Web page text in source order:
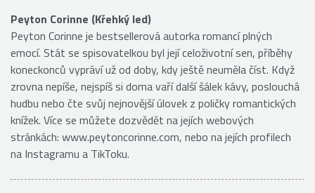
Peyton Corinne (Křehký led)
Peyton Corinne je bestsellerová autorka romancí plných
emocí. Stát se spisovatelkou byl její celoživotní sen, příběhy
koneckonců vypráví už od doby, kdy ještě neuměla číst. Když
zrovna nepíše, nejspíš si doma vaří další šálek kávy, poslouchá
hudbu nebo čte svůj nejnovější úlovek z poličky romantických
knížek. Více se můžete dozvědět na jejích webových
stránkách: www.peytoncorinne.com, nebo na jejích profilech
na Instagramu a TikToku.